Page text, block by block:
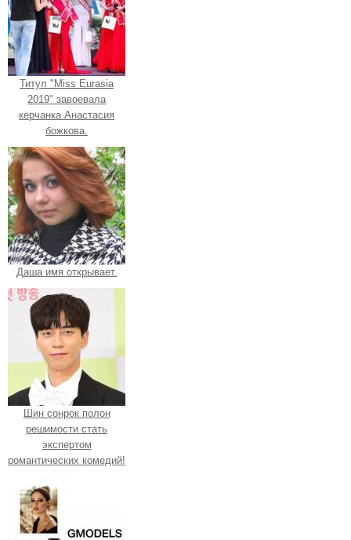
Титул "Miss Eurasia
2019" завоевала
керчанка Анастасия
божкова.
Даша имя открывает.
Шин сонрок полон
решимости стать
экспертом
романтических комедий!